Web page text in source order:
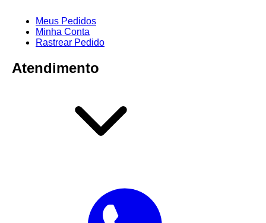
Meus Pedidos
Minha Conta
Rastrear Pedido
Atendimento